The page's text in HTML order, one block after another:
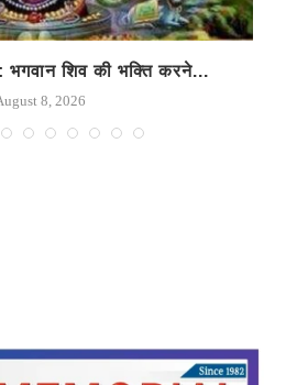
शिव की भक्ति करने...
8, 2026